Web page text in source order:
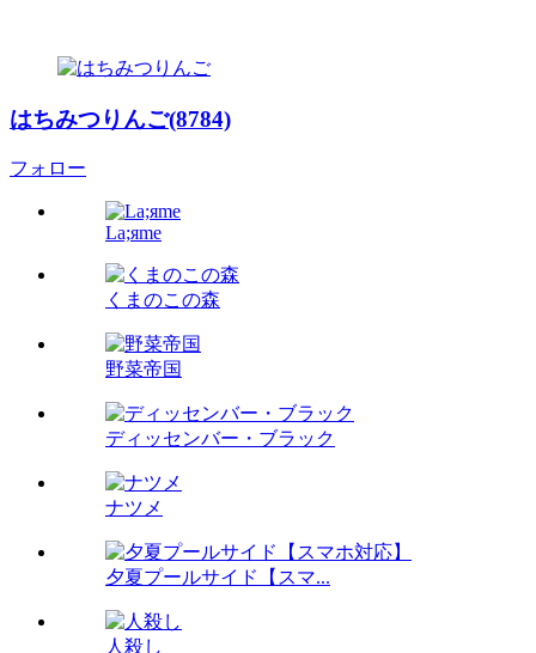
はちみつりんご(8784)
フォロー
La;яme
くまのこの森
野菜帝国
ディッセンバー・ブラック
ナツメ
夕夏プールサイド【スマ...
人殺し